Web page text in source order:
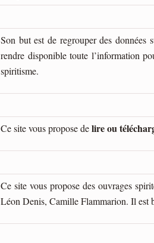
Son but est de regrouper des données
rendre disponible toute l’information
spiritisme.
Ce site vous propose delire ou
Ce site vous propose des ouvrages
Léon Denis, Camille Flammarion. Il est